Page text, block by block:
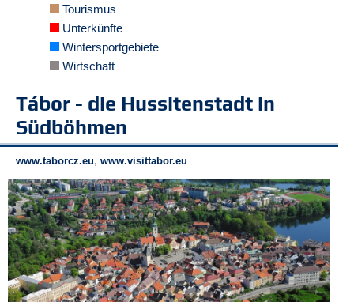
G
B
e
n
u
t
z
e
r
n
Tourismus
Unterkünfte
Wintersportgebiete
Wirtschaft
Tábor - die Hussitenstadt in
Südböhmen
www.taborcz.eu, www.visittabor.eu